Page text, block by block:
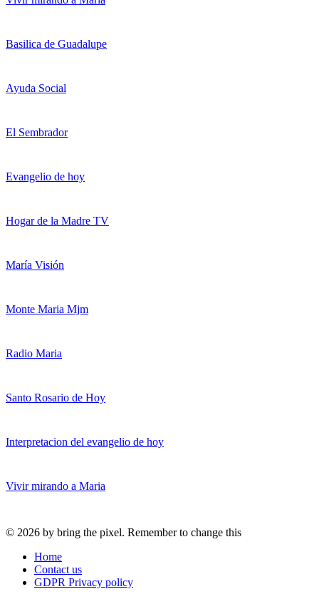
Basilica de Guadalupe
Ayuda Social
El Sembrador
Evangelio de hoy
Hogar de la Madre TV
María Visión
Monte Maria Mjm
Radio Maria
Santo Rosario de Hoy
Interpretacion del evangelio de hoy
Vivir mirando a Maria
© 2026 by bring the pixel. Remember to change this
Home
Contact us
GDPR Privacy policy